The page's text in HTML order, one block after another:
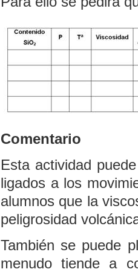
Comentario
Esta actividad
ligados a los
alumnos que la
peligrosidad
También se puede
menudo tiende a